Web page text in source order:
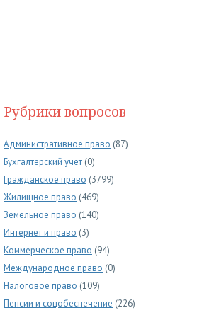
Рубрики вопросов
Административное право (87)
Бухгалтерский учет (0)
Гражданское право (3799)
Жилищное право (469)
Земельное право (140)
Интернет и право (3)
Коммерческое право (94)
Международное право (0)
Налоговое право (109)
Пенсии и соцобеспечение (226)